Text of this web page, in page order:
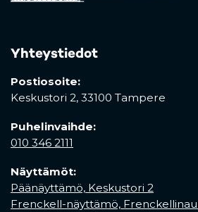
Yhteystiedot
Postiosoite:
Keskustori 2, 33100 Tampere
Puhelinvaihde:
010 346 2111
Näyttämöt:
Päänäyttämö, Keskustori 2
Frenckell-näyttämö,